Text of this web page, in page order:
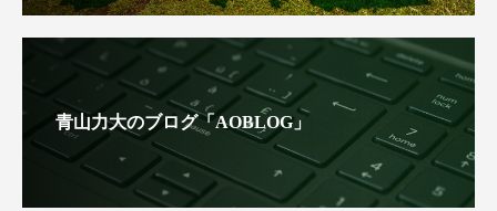
青山力大のブログ「AOBLOG」